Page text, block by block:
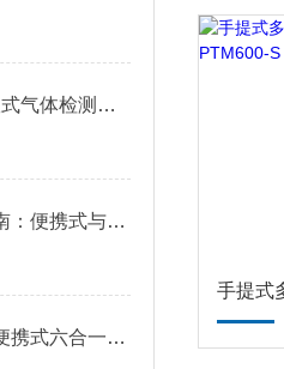
固定/复合/便携式泵吸式气体检测仪怎么挑？质量稳定售后靠谱，看逸云天
硫化氢检测仪选型指南：便携式与固定式怎么选？逸云天自研方案给出答案
【维护指南】逸云天便携式六合一气体检测仪日常巡检与维保要点